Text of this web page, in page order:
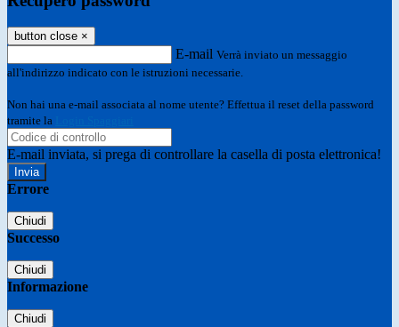
button close ×
E-mail Verrà inviato un messaggio
all'indirizzo indicato con le istruzioni necessarie.
Non hai una e-mail associata al nome utente? Effettua il reset della password
tramite la
E-mail inviata, si prega di controllare la casella di posta elettronica!
Errore
Chiudi
Successo
Chiudi
Informazione
Chiudi